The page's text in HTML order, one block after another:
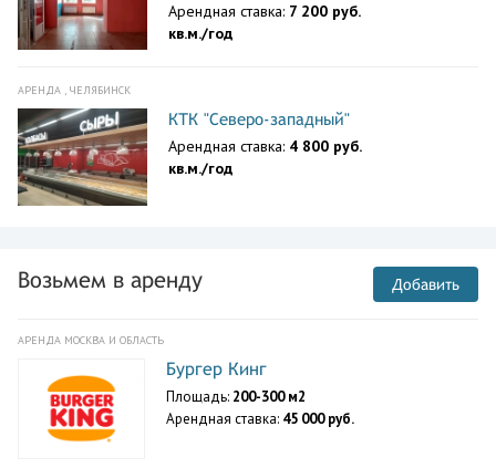
Арендная ставка: 7 200 руб.
кв.м./год
АРЕНДА , ЧЕЛЯБИНСК
КТК "Северо-западный"
Арендная ставка: 4 800 руб.
кв.м./год
Возьмем в аренду Добавить
АРЕНДА МОСКВА И ОБЛАСТЬ
Бургер Кинг
Площадь: 200-300 м2
Арендная ставка: 45 000 руб.